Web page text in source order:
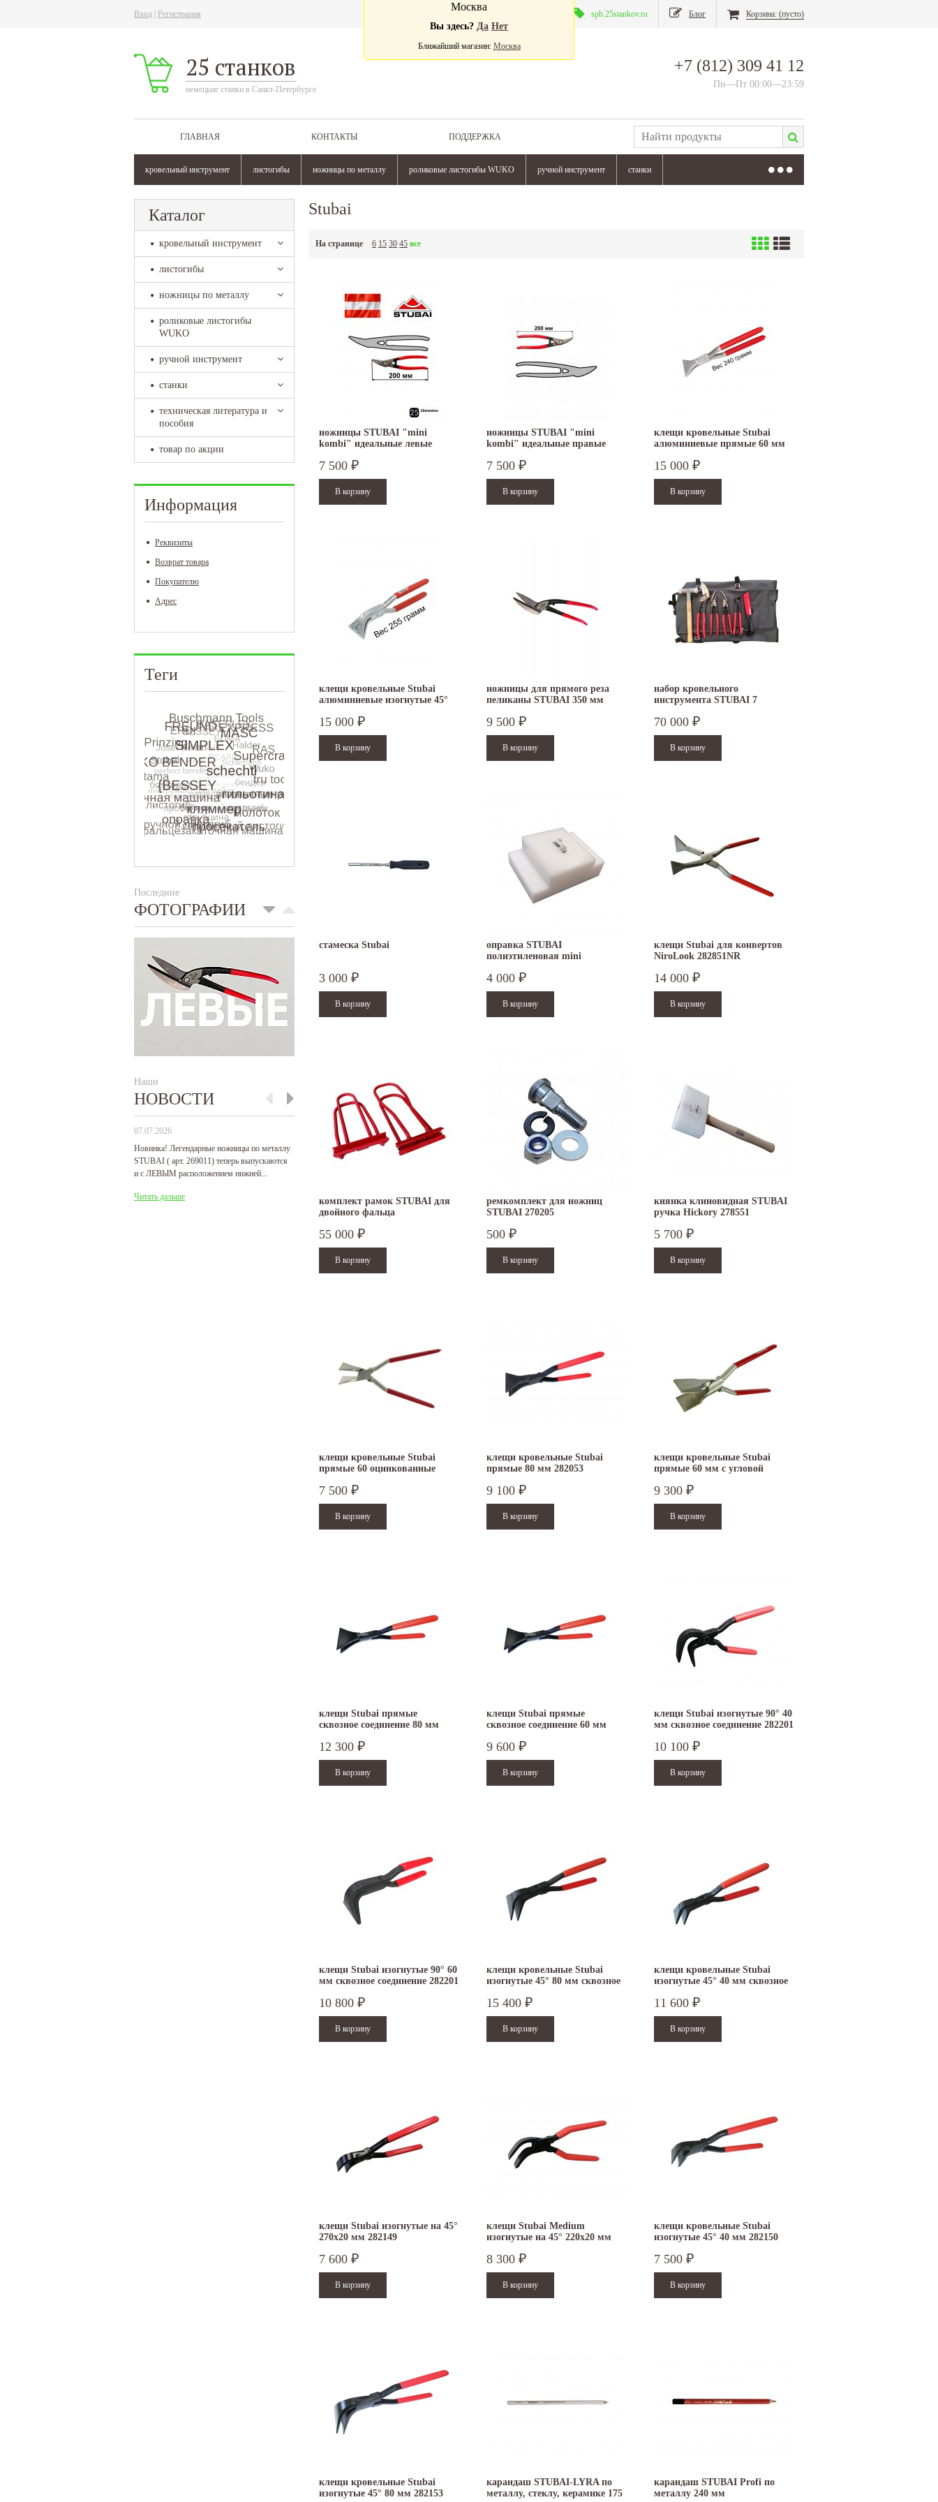
Вход Регистрация spb.25stankov.ru Блог Корзина: (пусто)
25 станков
немецкие станки в Санкт-Петербурге
+7 (812) 309 41 12
Пн—Пт 00:00—23:59
ГЛАВНАЯ КОНТАКТЫ ПОДДЕРЖКА
кровельный инструмент листогибы ножницы по металлу роликовые листогибы WUKO ручной инструмент станки
Москва
Вы здесь? Да Нет
Ближайший магазин: Москва
Каталог
кровельный инструмент
листогибы
ножницы по металлу
роликовые листогибы
WUKO
ручной инструмент
станки
техническая литература и
пособия
товар по акции
Информация
Реквизиты
Возврат товара
Покупателю
Адрес
Теги
Последние
ФОТОГРАФИИ
Наши
НОВОСТИ
07.07.2026
Новинка! Легендарные ножницы по металлу
STUBAI ( арт. 269011) теперь выпускаются
и с ЛЕВЫМ расположением нижней...
Читать дальше
29.12.2025
Режим работы офисов в новогодние
праздники 2025 - 2026 г.: г. Москва: 29, 30
30 апреля - работаем в обычном режиме с
01 по 04 мая - выходные дни с 05 по 07 мая
15.10.2024
Приглашаем посетить наш стенд на 30-й
Stubai
На странице 6 15 30 45 все
ножницы STUBAI "mini
kombi" идеальные левые
7 500 ₽
ножницы STUBAI "mini
kombi" идеальные правые
7 500 ₽
клещи кровельные Stubai
алюминиевые прямые 60 мм
15 000 ₽
клещи кровельные Stubai
алюминиевые изогнутые 45°
15 000 ₽
ножницы для прямого реза
пеликаны STUBAI 350 мм
9 500 ₽
набор кровельного
инструмента STUBAI 7
70 000 ₽
стамеска Stubai
3 000 ₽
оправка STUBAI
полиэтиленовая mini
4 000 ₽
клещи Stubai для конвертов
NiroLook 282851NR
14 000 ₽
комплект рамок STUBAI для
двойного фальца
55 000 ₽
ремкомплект для ножниц
STUBAI 270205
500 ₽
киянка клиновидная STUBAI
ручка Hickory 278551
5 700 ₽
клещи кровельные Stubai
прямые 60 оцинкованные
7 500 ₽
клещи кровельные Stubai
прямые 80 мм 282053
9 100 ₽
клещи кровельные Stubai
прямые 60 мм с угловой
282451NR
9 300 ₽
клещи Stubai прямые
сквозное соединение 80 мм
12 300 ₽
клещи Stubai прямые
сквозное соединение 60 мм
9 600 ₽
клещи Stubai изогнутые 90° 40
мм сквозное соединение 282201
10 100 ₽
клещи Stubai изогнутые 90° 60
мм сквозное соединение 282201
10 800 ₽
клещи кровельные Stubai
изогнутые 45° 80 мм сквозное
15 400 ₽
клещи кровельные Stubai
изогнутые 45° 40 мм сквозное
11 600 ₽
клещи Stubai изогнутые на 45°
270х20 мм 282149
7 600 ₽
клещи Stubai Medium
изогнутые на 45° 220х20 мм
8 300 ₽
клещи кровельные Stubai
изогнутые 45° 40 мм 282150
7 500 ₽
клещи кровельные Stubai
изогнутые 45° 80 мм 282153
карандаш STUBAI-LYRA по
металлу, стеклу, керамике 175
карандаш STUBAI Profi по
металлу 240 мм